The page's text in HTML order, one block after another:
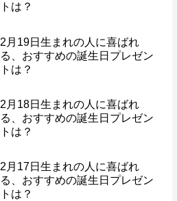
トは？
2月19日生まれの人に喜ばれ
る、おすすめの誕生日プレゼン
トは？
2月18日生まれの人に喜ばれ
る、おすすめの誕生日プレゼン
トは？
2月17日生まれの人に喜ばれ
る、おすすめの誕生日プレゼン
トは？